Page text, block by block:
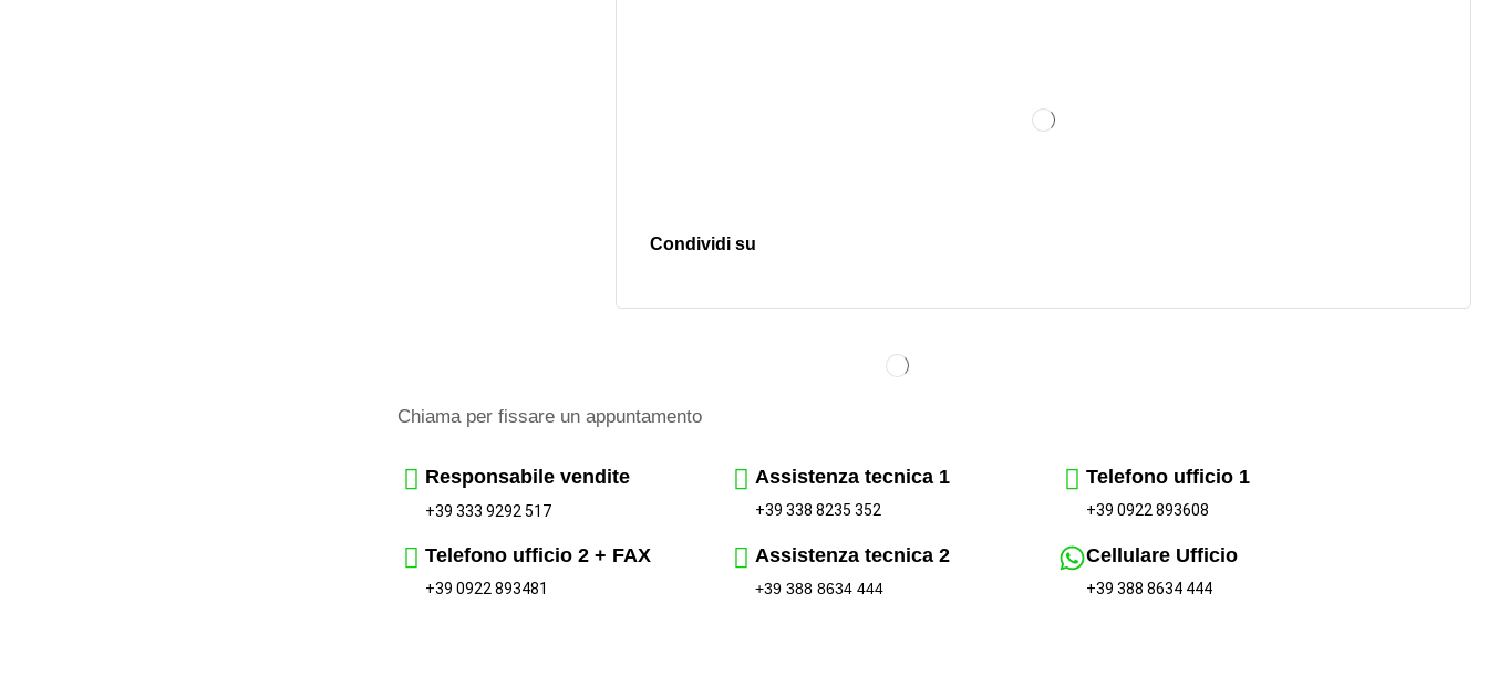
Condividi su
Chiama per fissare un appuntamento
Responsabile vendite
+39 333 9292 517
Assistenza tecnica 1
+39 338 8235 352
Telefono ufficio 1
+39 0922 893608
Telefono ufficio 2 + FAX
+39 0922 893481
Assistenza tecnica 2
+39 388 8634 444
Cellulare Ufficio
+39 388 8634 444